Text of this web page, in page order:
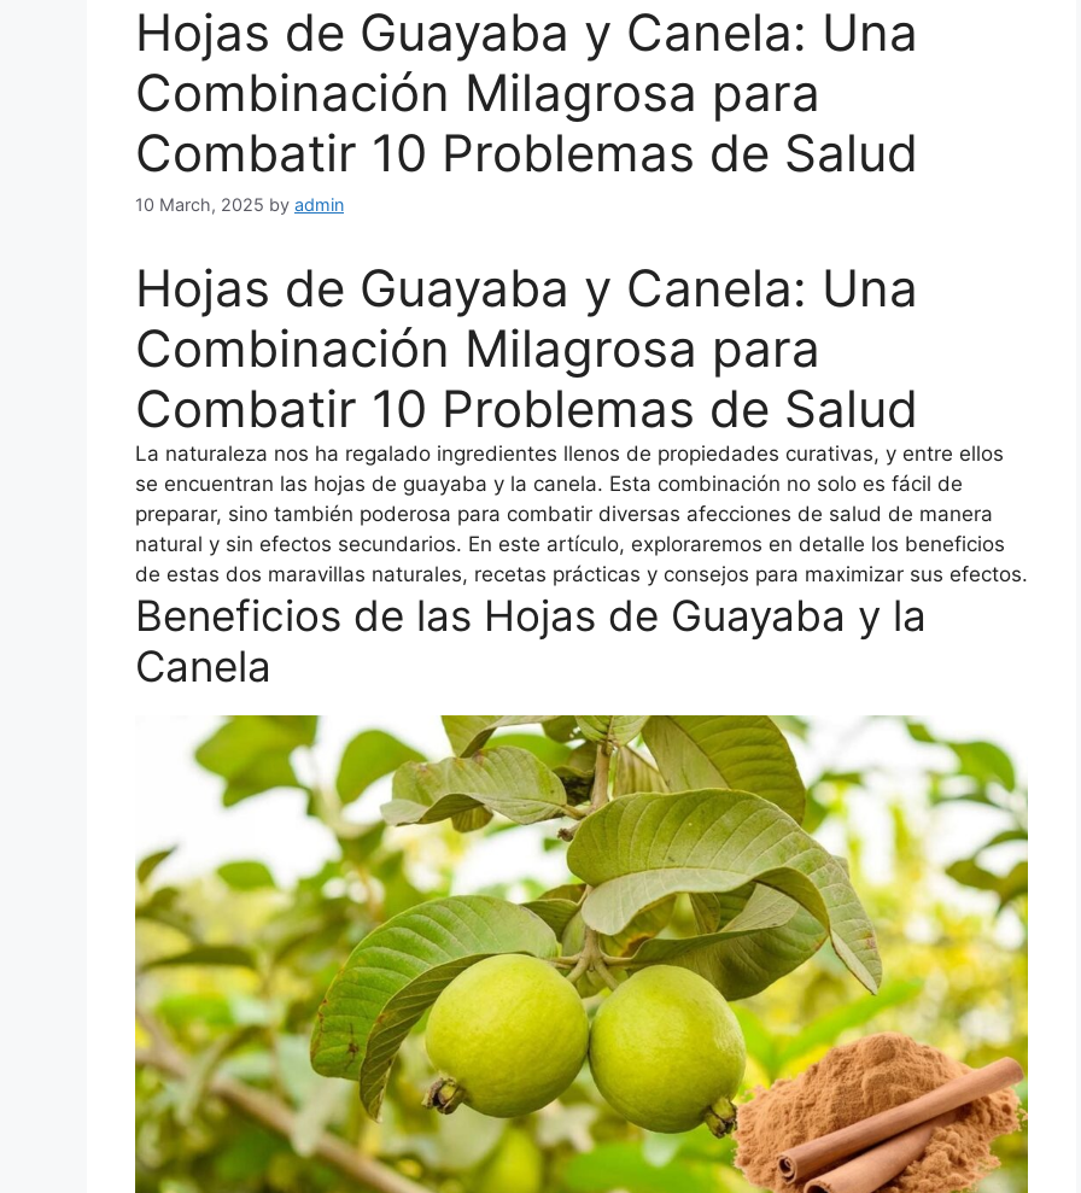
Hojas de Guayaba y Canela: Una
Combinación Milagrosa para
Combatir 10 Problemas de Salud
10 March, 2025 by admin
Hojas de Guayaba y Canela: Una
Combinación Milagrosa para
Combatir 10 Problemas de Salud
La naturaleza nos ha regalado ingredientes llenos de propiedades curativas, y entre ellos
se encuentran las hojas de guayaba y la canela. Esta combinación no solo es fácil de
preparar, sino también poderosa para combatir diversas afecciones de salud de manera
natural y sin efectos secundarios. En este artículo, exploraremos en detalle los beneficios
de estas dos maravillas naturales, recetas prácticas y consejos para maximizar sus efectos.
Beneficios de las Hojas de Guayaba y la
Canela